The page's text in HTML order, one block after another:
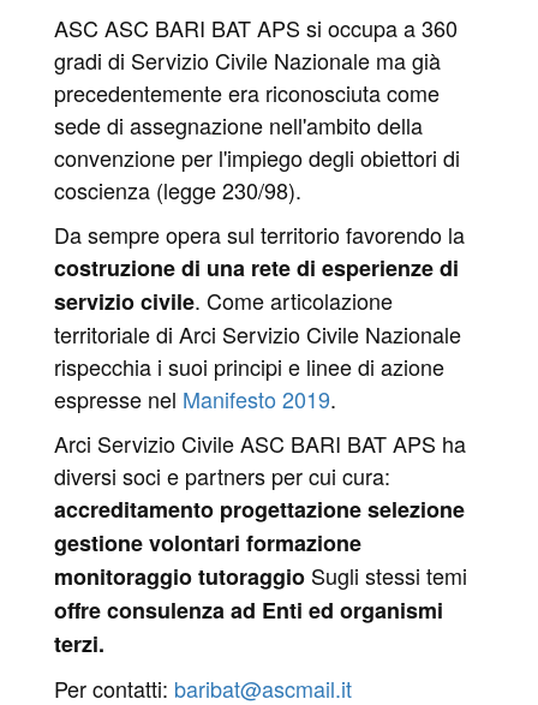
ASC ASC BARI BAT APS si occupa a 360
gradi di Servizio Civile Nazionale ma già
precedentemente era riconosciuta come
sede di assegnazione nell'ambito della
convenzione per l'impiego degli obiettori di
coscienza (legge 230/98).
Da sempre opera sul territorio favorendo la
costruzione di una rete di esperienze di
servizio civile. Come articolazione
territoriale di Arci Servizio Civile Nazionale
rispecchia i suoi principi e linee di azione
espresse nel Manifesto 2019.
Arci Servizio Civile ASC BARI BAT APS ha
diversi soci e partners per cui cura:
accreditamento progettazione selezione
gestione volontari formazione
monitoraggio tutoraggioSugli stessi temi
offre consulenza ad Enti ed organismi
terzi.
Per contatti: baribat@ascmail.it